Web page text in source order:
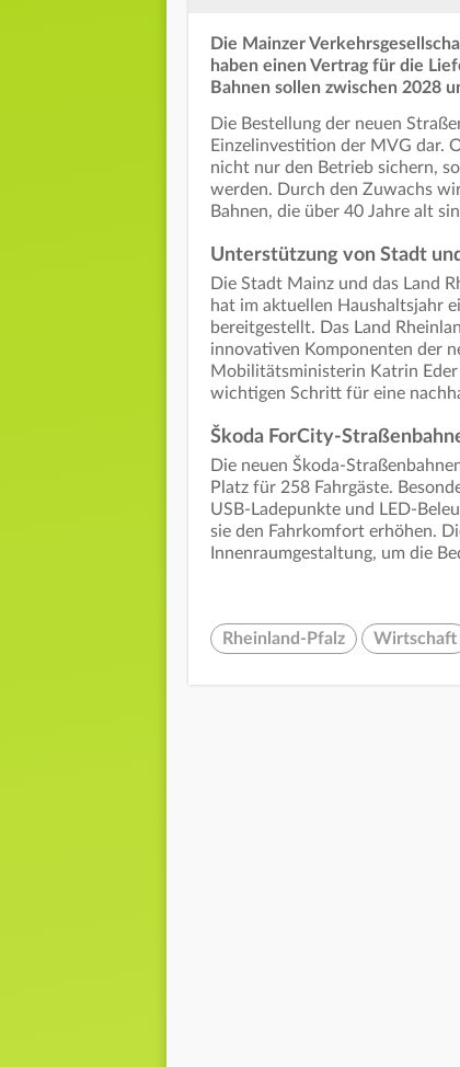
Die Mainzer
haben einen Vertrag für die
Bahnen sollen zwischen 2028
Die Bestellung der neuen
Einzelinvestition der MVG dar.
nicht nur den Betrieb sichern,
werden. Durch den Zuwachs
Bahnen, die über 40 Jahre alt
Unterstützung von Stadt
Die Stadt Mainz und das Land
hat im aktuellen Haushaltsjahr
bereitgestellt. Das Land
innovativen Komponenten der
Mobilitätsministerin Katrin Eder
wichtigen Schritt für eine
Škoda ForCity-
Die neuen Škoda-
Platz für 258 Fahrgäste.
USB-Ladepunkte und LED-
sie den Fahrkomfort erhöhen.
Innenraumgestaltung, um die
Rheinland-Pfalz Wirtschaft